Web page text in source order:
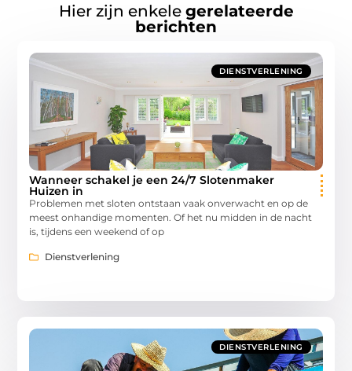
Hier zijn enkele gerelateerde
berichten
DIENSTVERLENING
Wanneer schakel je een 24/7 Slotenmaker
Huizen in
Problemen met sloten ontstaan vaak onverwacht en op de
meest onhandige momenten. Of het nu midden in de nacht
is, tijdens een weekend of op
Dienstverlening
DIENSTVERLENING